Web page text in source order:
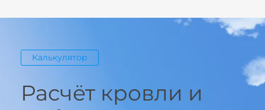
Калькулятор
Расчёт кровли и